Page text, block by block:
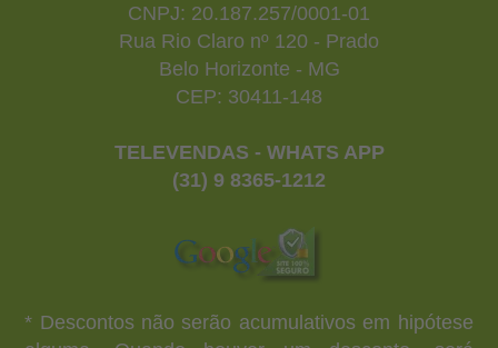
CNPJ: 20.187.257/0001-01
Rua Rio Claro nº 120 - Prado
Belo Horizonte - MG
CEP: 30411-148
TELEVENDAS - WHATS APP
(31) 9 8365-1212
* Descontos não serão acumulativos em hipótese